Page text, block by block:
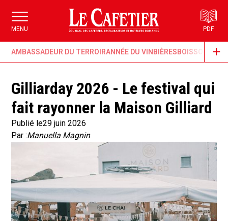
MENU PDF
AMBASSADEUR DU TERROIRANNÉE DU VINBIÈRESBOISSONS &
Gilliarday 2026 - Le festival qui
fait rayonner la Maison Gilliard
Publié le29 juin 2026
Par :Manuella Magnin